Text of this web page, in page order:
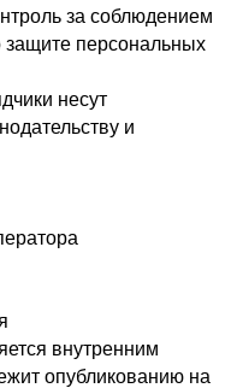
за соблюдением
защите персональных
несут
и
внутренним
опубликованию на